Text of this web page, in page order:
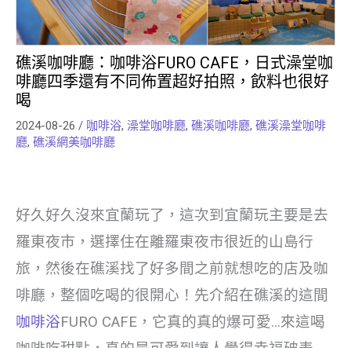
礁溪咖啡廳：咖啡浴FURO CAFE，日式澡堂咖
啡廳四季還有不同佈置超好拍照，飲料也很好
喝
2024-08-26 / 咖啡浴, 澡堂咖啡廳, 礁溪咖啡廳, 礁溪澡堂咖啡
廳, 礁溪網美咖啡廳
好久好久沒來宜蘭玩了，這次到宜蘭玩主要是去
羅東夜市，選擇住在離羅東夜市很近的山島行
旅，然後在礁溪找了好多間之前就想吃的店及咖
啡廳，整個吃喝的很開心！先介紹在礁溪的這間
咖啡浴FURO CAFE，它真的真的爆可愛…來這喝